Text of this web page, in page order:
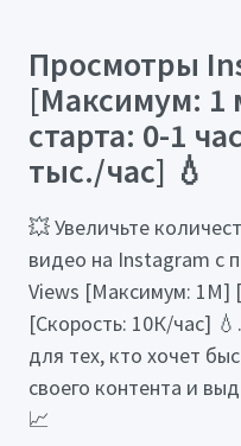
Просмотры
[Максимум: 1
старта: 0-1
тыс./час] 💧
💥 Увеличьте
видео на Instagram с
Views [Максимум: 1М]
[Скорость: 10К/час]
для тех, кто хочет
своего контента и
📈